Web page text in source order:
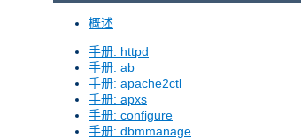
概述
手册: httpd
手册: ab
手册: apache2ctl
手册: apxs
手册: configure
手册: dbmmanage